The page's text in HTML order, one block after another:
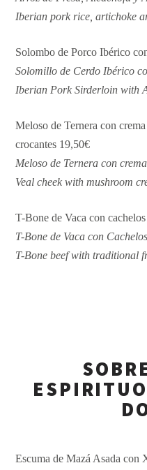
Iberian pork rice, artichoke
Solombo de Porco Ibérico
Solomillo de Cerdo Ibérico
Iberian Pork Sirderloin with
Meloso de Ternera con
crocantes 19,50€
Meloso de Ternera con
Veal cheek with mushroom
T-Bone de Vaca con
T-Bone de Vaca con
T-Bone beef with traditional
Escuma de Mazá Asada